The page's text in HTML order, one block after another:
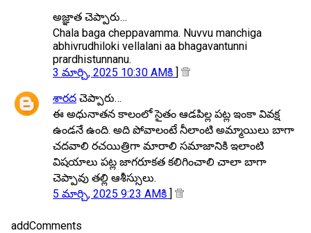
అజ్ఞాత చెప్పారు…
Chala baga cheppavamma. Nuvvu manchiga
abhivrudhiloki vellalani aa bhagavantunni
prardhistunnanu.
3 మార్చి, 2025 10:30 AMకి ]
శారద చెప్పారు…
ఈ అధునాతన కాలంలో సైతం ఆడపిల్ల పట్ల ఇంకా వివక్ష
ఉండనే ఉంది. అది పోవాలంటే నీలాంటి అమ్మాయిలు బాగా
చదవాలి రచయిత్రిగా మారాలి సమాజానికి ఇలాంటి
విషయాలు పట్ల జాగరూకత కలిగించాలి చాలా బాగా
చెప్పావు తల్లి ఆశీస్సులు.
5 మార్చి, 2025 9:23 AMకి ]
addComments